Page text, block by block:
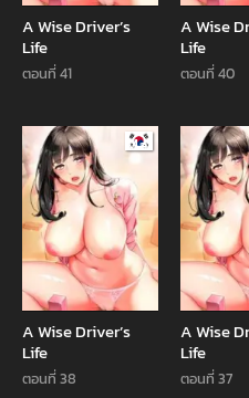
A Wise Driver’s
Life
ตอนที่ 41
A Wise
Life
ตอนที่ 40
Manhwa
A Wise Driver’s
Life
ตอนที่ 38
A Wise
Life
ตอนที่ 37